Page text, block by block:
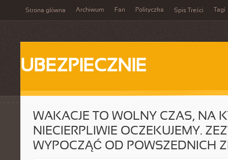
Strona główna Archiwum Fan Polityczka Spis Treści Tagi
UBEZPIECZNIE
WAKACJE TO WOLNY CZAS, NA
NIECIERPLIWIE OCZEKUJEMY.
WYPOCZĄĆ OD POWSZEDNICH